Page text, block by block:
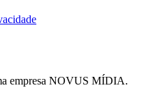
empresa NOVUS MÍDIA.